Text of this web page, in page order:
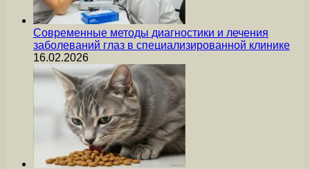
Современные методы диагностики и лечения
заболеваний глаз в специализированной клинике
16.02.2026